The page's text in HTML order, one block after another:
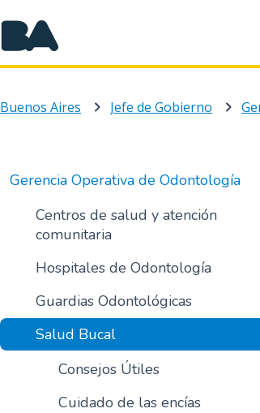
Buenos Aires Jefe de Gobierno
Gerencia Operativa de Odontología
Centros de salud y atención
comunitaria
Hospitales de Odontología
Guardias Odontológicas
Salud Bucal
Consejos Útiles
Cuidado de las encías